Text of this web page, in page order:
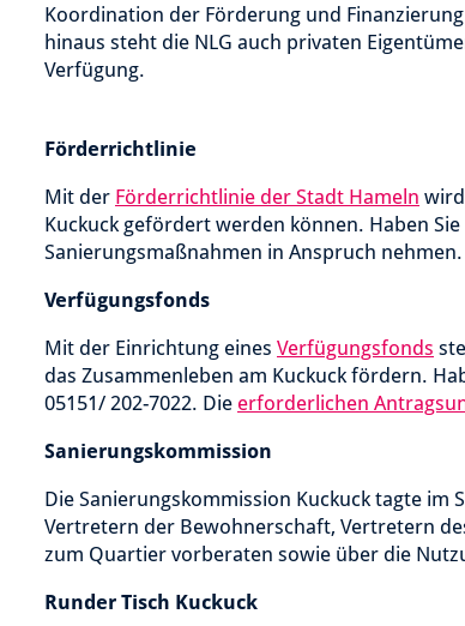
Koordination der Förderung und
hinaus steht die NLG auch privaten
Verfügung.
Förderrichtlinie
Mit der Förderrichtlinie der Stadt Hameln
Kuckuck gefördert werden können. Haben
Sanierungsmaßnahmen in Anspruch
Verfügungsfonds
Mit der Einrichtung eines Verfügungsfonds
das Zusammenleben am Kuckuck fördern.
05151/ 202-7022. Die erforderlichen
Sanierungskommission
Die Sanierungskommission Kuckuck tagte im
Vertretern der Bewohnerschaft, Vertretern
zum Quartier vorberaten sowie über die
Runder Tisch Kuckuck